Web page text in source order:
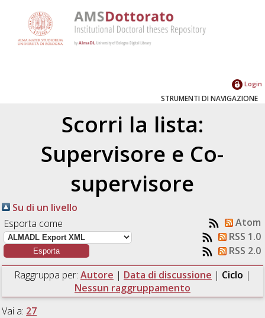
Login
STRUMENTI DI NAVIGAZIONE
Scorri la lista:
Supervisore e Co-
supervisore
Su di un livello
Esporta come
Atom
RSS 1.0
RSS 2.0
Raggruppa per: Autore | Data di discussione | Ciclo |
Nessun raggruppamento
Vai a: 27